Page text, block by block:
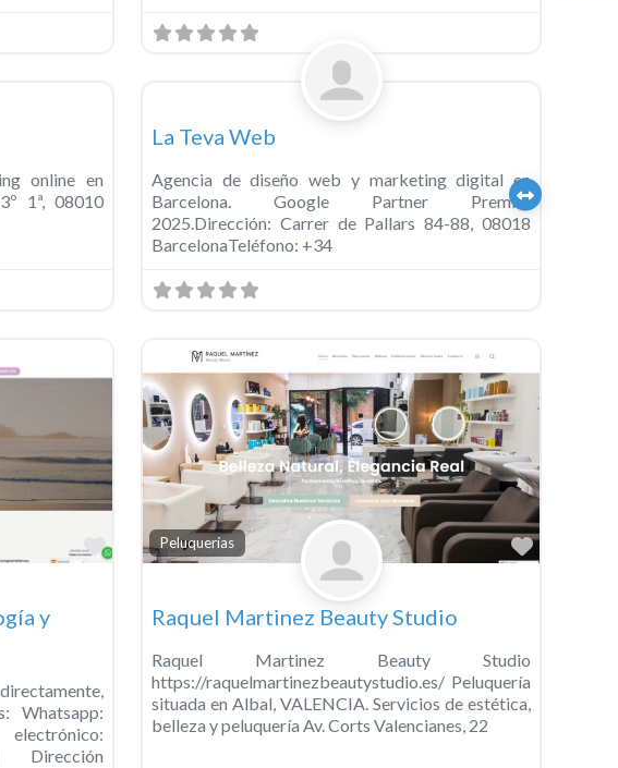
online en
1ª, 08010
La Teva Web
Agencia de diseño web y marketing digital en
Barcelona. Google Partner Premier
2025.Dirección: Carrer de Pallars 84-88, 08018
BarcelonaTeléfono: +34
Favorito
y
Whatsapp:
Dirección
Peluquerías Favorito
Raquel Martinez Beauty Studio
Raquel Martinez Beauty Studio
https://raquelmartinezbeautystudio.es/ Peluquería
situada en Albal, VALENCIA. Servicios de estética,
belleza y peluquería Av. Corts Valencianes, 22